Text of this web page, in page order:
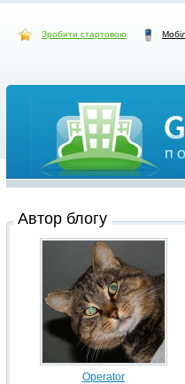
Зробити стартовою
Автор блогу
Operator